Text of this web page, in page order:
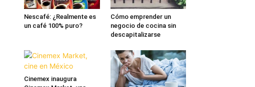
Nescafé: ¿Realmente es
un café 100% puro?
Cómo emprender un
negocio de cocina sin
descapitalizarse
Cinemex inaugura